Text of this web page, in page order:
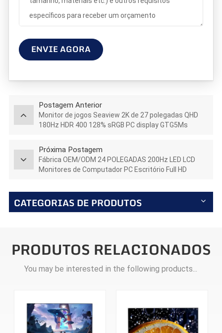
ENVIE AGORA
Postagem Anterior
Monitor de jogos Seaview 2K de 27 polegadas QHD
180Hz HDR 400 128% sRGB PC display GTG5Ms
Próxima Postagem
Fábrica OEM/ODM 24 POLEGADAS 200Hz LED LCD
Monitores de Computador PC Escritório Full HD
CATEGORIAS DE PRODUTOS
PRODUTOS RELACIONADOS
You may be interested in the following products...